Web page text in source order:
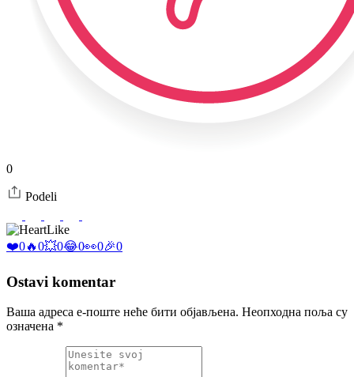
0
Podeli
Like
❤️0🔥0💥0😂0👀0🎉0
Ostavi komentar
Ваша адреса е-поште неће бити објављена. Неопходна поља су
означена *